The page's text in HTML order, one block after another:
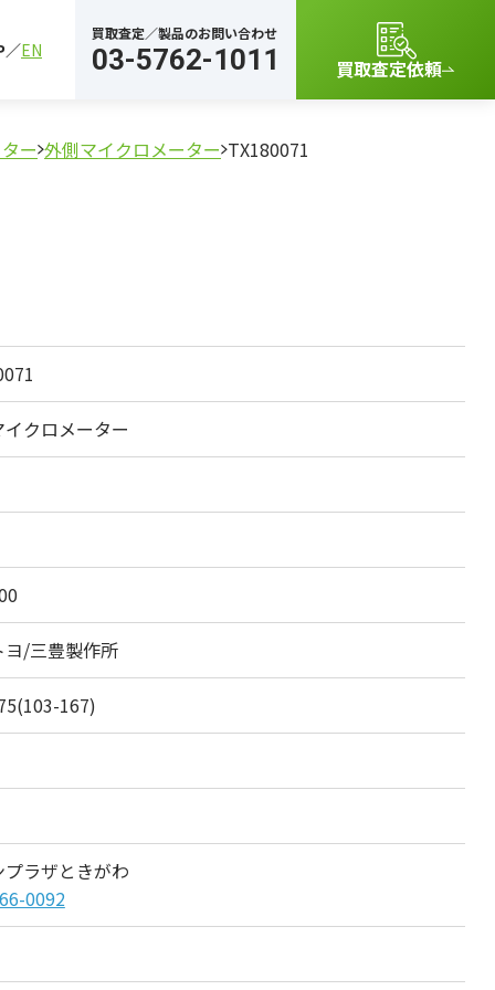
EN
買取査定／製品のお問い合わせ
03-5762-1011 買取査定依頼
ー 外側マイクロメーター TX180071
クロメーター
ヨ/三豊製作所
167)
ラザときがわ
0092